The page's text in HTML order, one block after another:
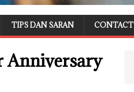
TIPS DAN SARAN CONTACT
Anniversary